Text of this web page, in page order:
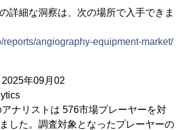
詳細な洞察は、次の場所で入手できま
reports/angiography-equipment-market/
年09月02
ナリストは 576市場プレーヤーを対
した。調査対象となったプレーヤーの